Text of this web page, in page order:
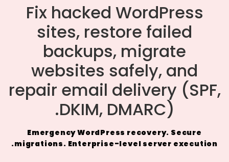
Fix hacked WordPress
sites, restore failed
backups, migrate
websites safely, and
repair email delivery (SPF,
DKIM, DMARC).
Emergency WordPress recovery. Secure
migrations. Enterprise-level server execution.